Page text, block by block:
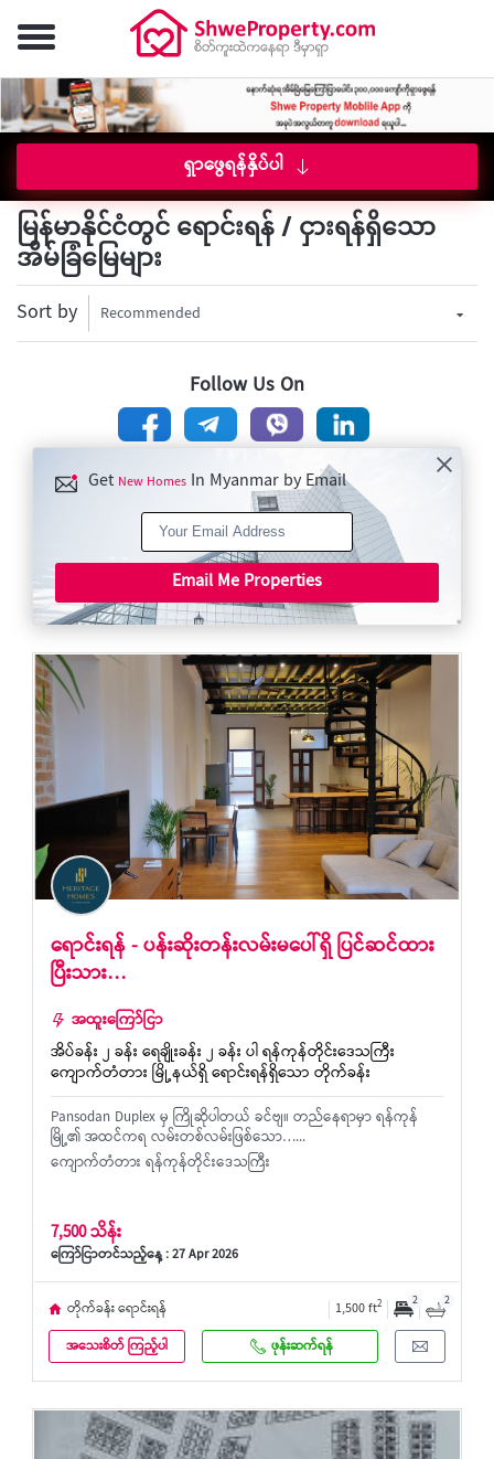
ရှာဖွေရန်နှိပ်ပါ
မြန်မာနိုင်ငံတွင် ရောင်းရန် / ငှားရန်ရှိသော
အိမ်ခြံမြေများ
Sort by Recommended
Follow Us On
Get New Homes In Myanmar by Email
Email Me Properties
ရောင်းရန် - ပန်းဆိုးတန်းလမ်းမပေါ်ရှိ ပြင်ဆင်ထား
ပြီးသား…
အထူးကြော်ငြာ
အိပ်ခန်း ၂ ခန်း ရေချိုးခန်း ၂ ခန်း ပါ ရန်ကုန်တိုင်းဒေသကြီး
ကျောက်တံတား မြို့နယ်ရှိ ရောင်းရန်ရှိသော တိုက်ခန်း
Pansodan Duplex မှ ကြိုဆိုပါတယ် ခင်ဗျ။ တည်နေရာမှာ ရန်ကုန်
မြို့၏ အထင်ကရ လမ်းတစ်လမ်းဖြစ်သော…...
ကျောက်တံတား ရန်ကုန်တိုင်းဒေသကြီး
7,500 သိန်း
ကြော်ငြာတင်သည့်နေ့ : 27 Apr 2026
တိုက်ခန်း ရောင်းရန် 1,500 ft2 2 2
အသေးစိတ် ကြည့်ပါ ဖုန်းဆက်ရန်